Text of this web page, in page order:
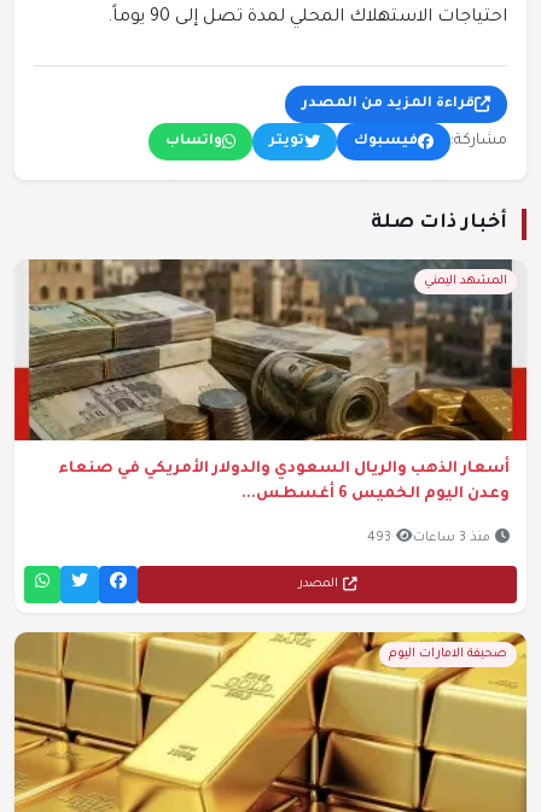
احتياجات الاستهلاك المحلي لمدة تصل إلى 90 يوماً.
قراءة المزيد من المصدر
مشاركة: فيسبوك تويتر واتساب
أخبار ذات صلة
المشهد اليمني
أسعار الذهب والريال السعودي والدولار الأمريكي في صنعاء
وعدن اليوم الخميس 6 أغسطس...
منذ 3 ساعات 493
المصدر
صحيفة الامارات اليوم